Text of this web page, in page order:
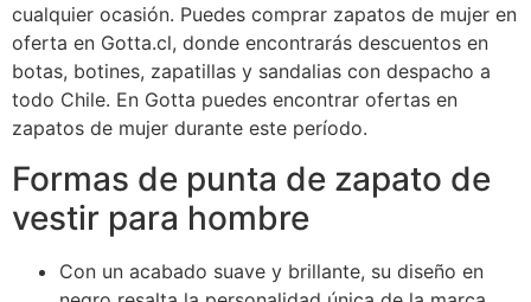
cualquier ocasión. Puedes comprar zapatos de mujer en
oferta en Gotta.cl, donde encontrarás descuentos en
botas, botines, zapatillas y sandalias con despacho a
todo Chile. En Gotta puedes encontrar ofertas en
zapatos de mujer durante este período.
Formas de punta de zapato de
vestir para hombre
Con un acabado suave y brillante, su diseño en